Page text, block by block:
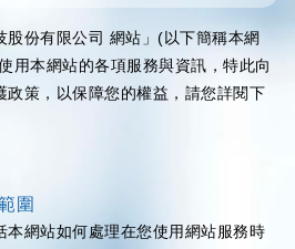
股份有限公司 網站」(以下簡稱本網
用本網站的各項服務與資訊，特此向
政策，以保障您的權益，請您詳閱下
圍
本網站如何處理在您使用網站服務時